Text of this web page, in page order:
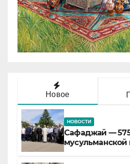
Новое
НОВОСТИ
Сафаджай —
мусульманской